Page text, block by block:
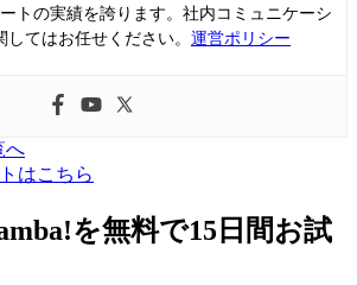
トの実績を誇ります。社内コミュニケーシ
してはお任せください。 運営ポリシー
へ
を無料で15日間お試